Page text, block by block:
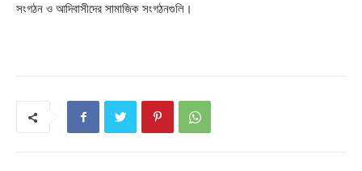
সংগঠন ও আদিবাসীদের সামাজিক সংগঠনগুলি।